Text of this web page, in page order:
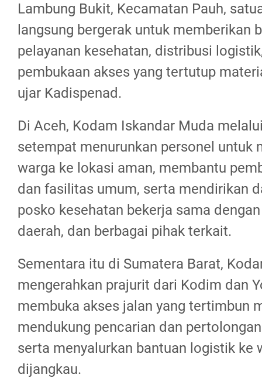
Lambung Bukit, Kecamatan Pauh,
langsung bergerak untuk memberikan
pelayanan kesehatan, distribusi
pembukaan akses yang tertutup
ujar Kadispenad.
Di Aceh, Kodam Iskandar Muda
setempat menurunkan personel untuk
warga ke lokasi aman, membantu
dan fasilitas umum, serta mendirikan
posko kesehatan bekerja sama
daerah, dan berbagai pihak terkait.
Sementara itu di Sumatera Barat,
mengerahkan prajurit dari Kodim dan
membuka akses jalan yang tertimbun
mendukung pencarian dan
serta menyalurkan bantuan logistik ke
dijangkau.